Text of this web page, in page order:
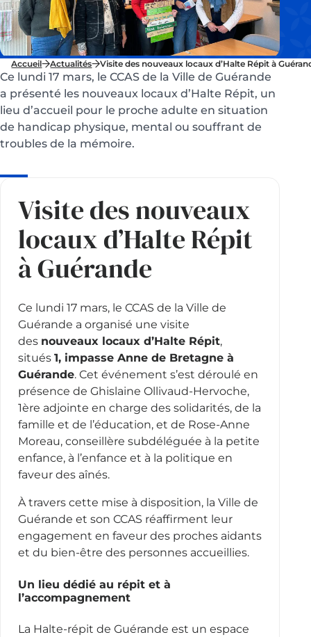
Accueil Actualités Visite des nouveaux locaux d’Halte Répit à
Ce lundi 17 mars, le CCAS de la Ville de Guérande
a présenté les nouveaux locaux d’Halte Répit, un
lieu d’accueil pour le proche adulte en situation
de handicap physique, mental ou souffrant de
troubles de la mémoire.
Visite des nouveaux
locaux d’Halte Répit
à Guérande
Ce lundi 17 mars, le CCAS de la Ville de
Guérande a organisé une visite
des nouveaux locaux d’Halte Répit,
situés 1, impasse Anne de Bretagne à
Guérande. Cet événement s’est déroulé en
présence de Ghislaine Ollivaud-Hervoche,
1ère adjointe en charge des solidarités, de la
famille et de l’éducation, et de Rose-Anne
Moreau, conseillère subdéléguée à la petite
enfance, à l’enfance et à la politique en
faveur des aînés.
À travers cette mise à disposition, la Ville de
Guérande et son CCAS réaffirment leur
engagement en faveur des proches aidants
et du bien-être des personnes accueillies.
Un lieu dédié au répit et à
l’accompagnement
La Halte-répit de Guérande est un espace